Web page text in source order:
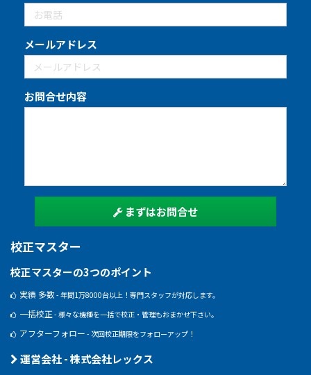
メールアドレス
お問合せ内容
まずはお問合せ
校正マスター
校正マスターの3つのポイント
実績 多数- 年間1万8000台以上！専門スタッフが対応します。
一括校正 - 様々な機種を一括で校正・管理もおまかせ下さい。
アフターフォロー - 次回校正期限をフォローアップ！
運営会社 - 株式会社レックス